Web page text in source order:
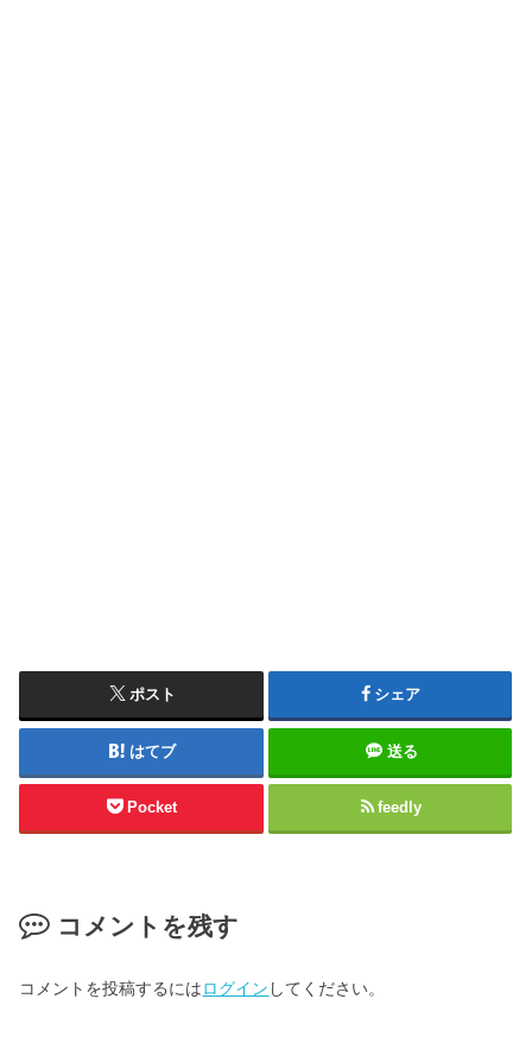
ポスト シェア
はてブ 送る
Pocket feedly
コメントを残す
コメントを投稿するにはログイン してください。